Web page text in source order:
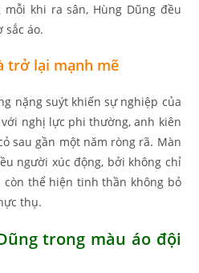
khi ra sân, Hùng Dũng đều
áo.
trở lại mạnh mẽ
nặng suýt khiến sự nghiệp của
nghị lực phi thường, anh kiên
sau gần một năm ròng rã. Màn
người xúc động, bởi không chỉ
còn thể hiện tinh thần không bỏ
thụ.
trong màu áo đội